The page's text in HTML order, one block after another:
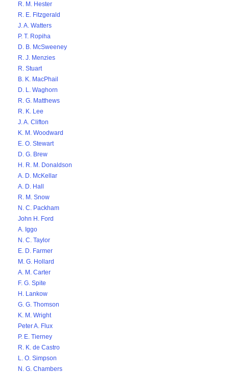
R. M. Hester
R. E. Fitzgerald
J. A. Watters
P. T. Ropiha
D. B. McSweeney
R. J. Menzies
R. Stuart
B. K. MacPhail
D. L. Waghorn
R. G. Matthews
R. K. Lee
J. A. Clifton
K. M. Woodward
E. O. Stewart
D. G. Brew
H. R. M. Donaldson
A. D. McKellar
A. D. Hall
R. M. Snow
N. C. Packham
John H. Ford
A. Iggo
N. C. Taylor
E. D. Farmer
M. G. Hollard
A. M. Carter
F. G. Spite
H. Lankow
G. G. Thomson
K. M. Wright
Peter A. Flux
P. E. Tierney
R. K. de Castro
L. O. Simpson
N. G. Chambers